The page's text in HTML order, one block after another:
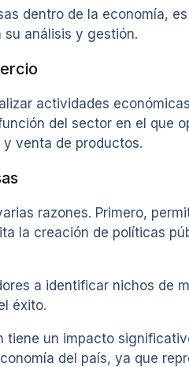
dentro de la economía,
análisis y gestión.
actividades
del sector en el que
venta de productos.
razones. Primero,
la creación de políticas
a identificar nichos de
éxito.
un impacto
del país, ya que